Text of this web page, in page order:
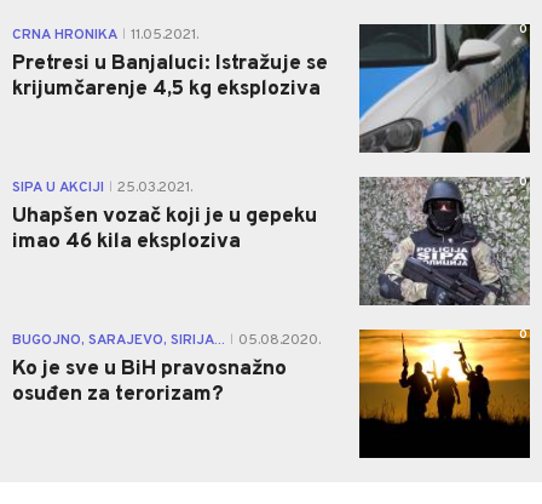
CRNA HRONIKA 11.05.2021.
Pretresi u Banjaluci: Istražuje se
krijumčarenje 4,5 kg eksploziva
0
SIPA U AKCIJI 25.03.2021.
Uhapšen vozač koji je u gepeku
imao 46 kila eksploziva
0
BUGOJNO, SARAJEVO, SIRIJA... 05.08.2020.
Ko je sve u BiH pravosnažno
osuđen za terorizam?
0